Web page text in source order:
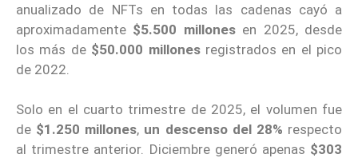
anualizado de NFTs en todas las cadenas cayó a
aproximadamente $5.500 millonesen 2025, desde
los más de $50.000 millonesregistrados en el pico
de 2022.
Solo en el cuarto trimestre de 2025, el volumen fue
de $1.250 millones, un descenso del 28% respecto
al trimestre anterior. Diciembre generó apenas $303